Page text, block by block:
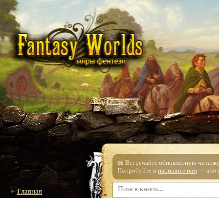
Главная
📖 Встречайте обновлённую
Попробуйте и напишите нам — что